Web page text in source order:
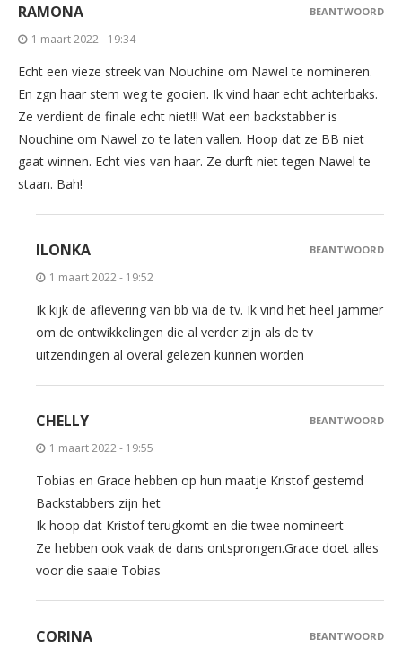
RAMONA
1 maart 2022 - 19:34
Echt een vieze streek van Nouchine om Nawel te nomineren.
En zgn haar stem weg te gooien. Ik vind haar echt achterbaks.
Ze verdient de finale echt niet!!! Wat een backstabber is
Nouchine om Nawel zo te laten vallen. Hoop dat ze BB niet
gaat winnen. Echt vies van haar. Ze durft niet tegen Nawel te
staan. Bah!
BEANTWOORD
ILONKA
1 maart 2022 - 19:52
Ik kijk de aflevering van bb via de tv. Ik vind het heel jammer
om de ontwikkelingen die al verder zijn als de tv
uitzendingen al overal gelezen kunnen worden
BEANTWOORD
CHELLY
1 maart 2022 - 19:55
Tobias en Grace hebben op hun maatje Kristof gestemd
Backstabbers zijn het
Ik hoop dat Kristof terugkomt en die twee nomineert
Ze hebben ook vaak de dans ontsprongen.Grace doet alles
voor die saaie Tobias
BEANTWOORD
CORINA BEANTWOORD